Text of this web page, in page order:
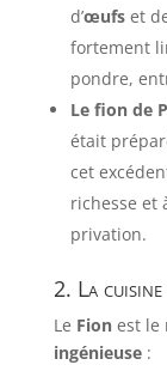
d’œufset
fortement
pondre,
Le fion de
était
cet
richesse et
privation.
2. La
Le Fionest le
ingénieuse: